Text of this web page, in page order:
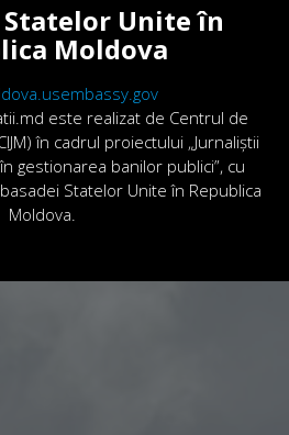
Statelor Unite în
Moldova
este realizat de Centrul de
în cadrul proiectului „Jurnaliștii
gestionarea banilor publici”, cu
Statelor Unite în Republica
Moldova.